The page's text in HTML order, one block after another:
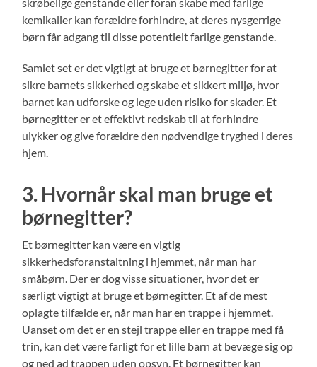
kemikalier kan forældre forhindre, at deres nysgerrige
børn får adgang til disse potentielt farlige genstande.
Samlet set er det vigtigt at bruge et børnegitter for at
sikre barnets sikkerhed og skabe et sikkert miljø, hvor
barnet kan udforske og lege uden risiko for skader. Et
børnegitter er et effektivt redskab til at forhindre
ulykker og give forældre den nødvendige tryghed i deres
hjem.
3. Hvornår skal man bruge et
børnegitter?
Et børnegitter kan være en vigtig
sikkerhedsforanstaltning i hjemmet, når man har
småbørn. Der er dog visse situationer, hvor det er
særligt vigtigt at bruge et børnegitter. Et af de mest
oplagte tilfælde er, når man har en trappe i hjemmet.
Uanset om det er en stejl trappe eller en trappe med få
trin, kan det være farligt for et lille barn at bevæge sig op
og ned ad trappen uden opsyn. Et børnegitter kan